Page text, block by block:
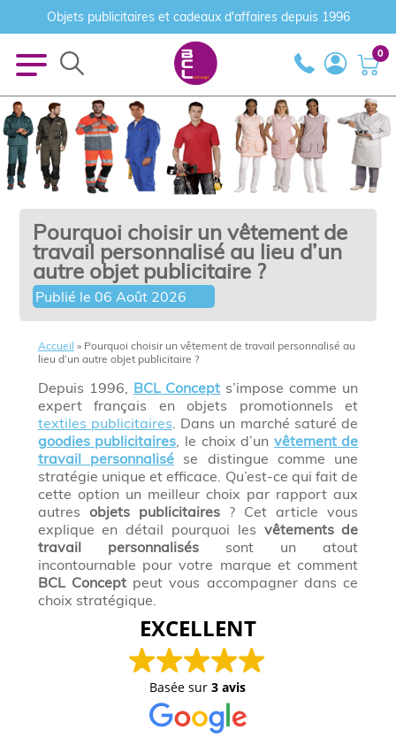
Objets publicitaires et cadeaux d'affaires depuis 1996
0
Pourquoi choisir un vêtement de
travail personnalisé au lieu d’un
autre objet publicitaire ?
Publié le06 Août 2026
Accueil » Pourquoi choisir un vêtement de travail personnalisé au
lieu d’un autre objet publicitaire ?
Depuis 1996, BCL Concept s’impose comme un
expert français en objets promotionnels et
textiles publicitaires. Dans un marché saturé de
goodies publicitaires, le choix d’un vêtement de
travail personnalisése distingue comme une
stratégie unique et efficace. Qu’est-ce qui fait de
cette option un meilleur choix par rapport aux
autres objets publicitaires? Cet article vous
explique en détail pourquoi les vêtements de
travail personnaliséssont un atout
incontournable pour votre marque et comment
BCL Conceptpeut vous accompagner dans ce
choix stratégique.
EXCELLENT
Basée sur3 avis